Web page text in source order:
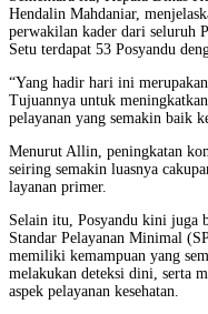
Hendalin Mahdaniar,
perwakilan kader dari seluruh
Setu terdapat 53 Posyandu
“Yang hadir hari ini
Tujuannya untuk
pelayanan yang semakin baik
Menurut Allin, peningkatan
seiring semakin luasnya
layanan primer.
Selain itu, Posyandu kini juga
Standar Pelayanan Minimal
memiliki kemampuan yang
melakukan deteksi dini, serta
aspek pelayanan kesehatan.